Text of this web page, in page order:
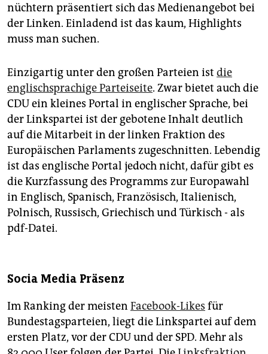
nüchtern präsentiert sich das Medienangebot bei
der Linken. Einladend ist das kaum, Highlights
muss man suchen.
Einzigartig unter den großen Parteien ist die
englischsprachige Parteiseite. Zwar bietet auch die
CDU ein kleines Portal in englischer Sprache, bei
der Linkspartei ist der gebotene Inhalt deutlich
auf die Mitarbeit in der linken Fraktion des
Europäischen Parlaments zugeschnitten. Lebendig
ist das englische Portal jedoch nicht, dafür gibt es
die Kurzfassung des Programms zur Europawahl
in Englisch, Spanisch, Französisch, Italienisch,
Polnisch, Russisch, Griechisch und Türkisch - als
pdf-Datei.
Socia Media Präsenz
Im Ranking der meisten Facebook-Likes für
Bundestagsparteien, liegt die Linkspartei auf dem
ersten Platz, vor der CDU und der SPD. Mehr als